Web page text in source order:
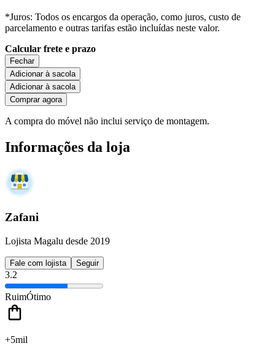
*Juros: Todos os encargos da operação, como juros, custo de
parcelamento e outras tarifas estão incluídas neste valor.
Calcular frete e prazo
Fechar
Adicionar à sacola
Adicionar à sacola
Comprar agora
A compra do móvel não inclui serviço de montagem.
Informações da loja
Zafani
Lojista Magalu desde 2019
Fale com lojista Seguir
3.2
RuimÓtimo
+5mil